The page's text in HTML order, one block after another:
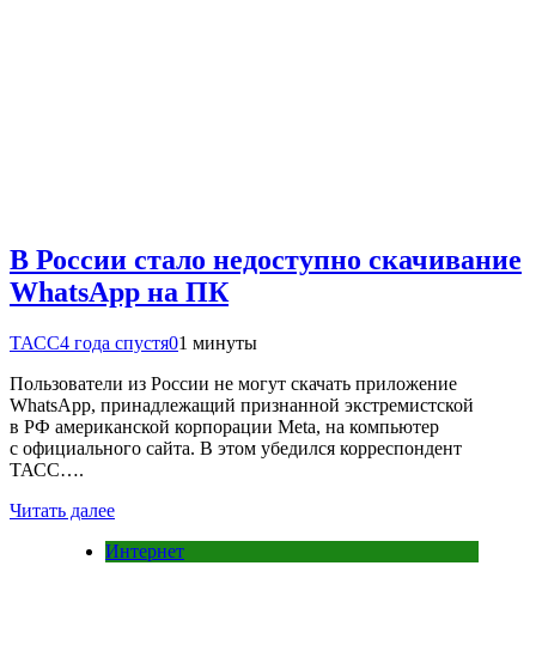
В России стало недоступно скачивание
WhatsApp на ПК
ТАСС4 года спустя01 минуты
Пользователи из России не могут скачать приложение
WhatsApp, принадлежащий признанной экстремистской
в РФ американской корпорации Meta, на компьютер
с официального сайта. В этом убедился корреспондент
ТАСС….
Читать далее
Интернет